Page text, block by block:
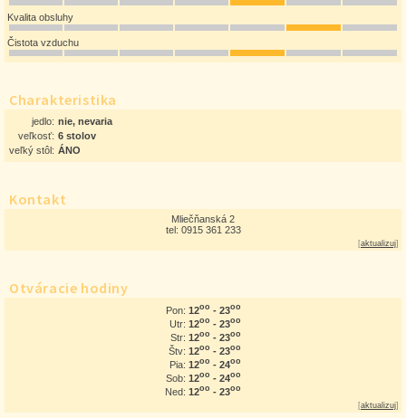
Kvalita obsluhy
Čistota vzduchu
Charakteristika
jedlo: nie, nevaria
veľkosť: 6 stolov
veľký stôl: ÁNO
Kontakt
Mliečňanská 2
tel: 0915 361 233
[aktualizuj]
Otváracie hodiny
Pon: 12oo - 23oo
Utr: 12oo - 23oo
Str: 12oo - 23oo
Štv: 12oo - 23oo
Pia: 12oo - 24oo
Sob: 12oo - 24oo
Ned: 12oo - 23oo
[aktualizuj]